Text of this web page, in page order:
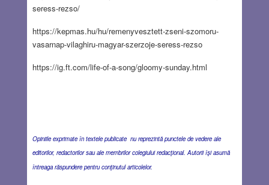
seress-rezso/
https://kepmas.hu/hu/remenyvesztett-zseni-szomoru-
vasarnap-vilaghiru-magyar-szerzoje-seress-rezso
https://ig.ft.com/life-of-a-song/gloomy-sunday.html
Opiniile exprimate în textele publicate nu reprezintă punctele de vedere ale
editorilor, redactorilor sau ale membrilor colegiului redacţional. Autorii îşi asumă
întreaga răspundere pentru conţinutul articolelor.